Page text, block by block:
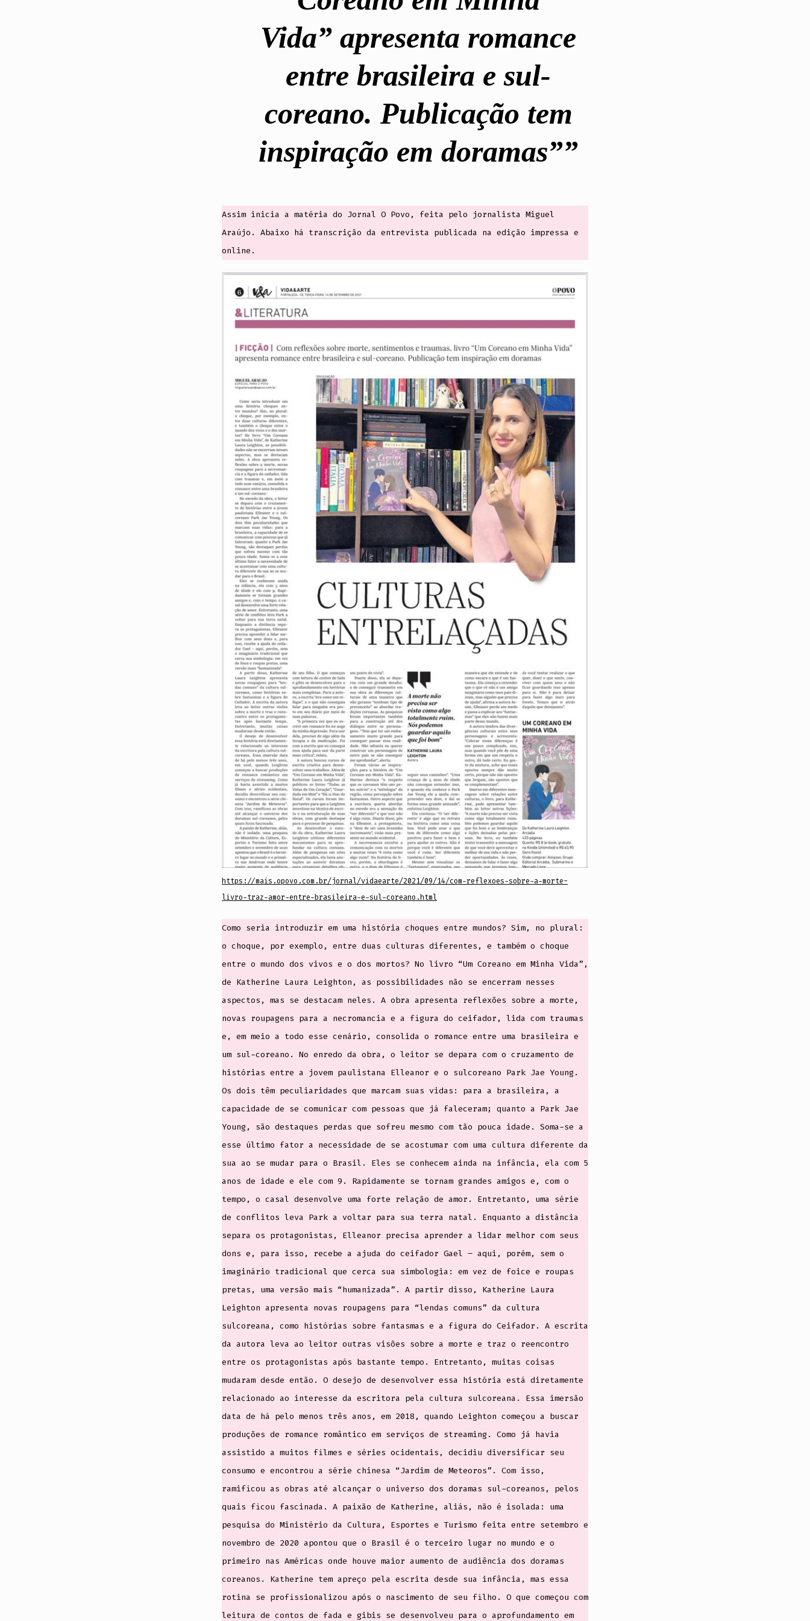
Vida” apresenta romance
entre brasileira e sul-
coreano. Publicação tem
inspiração em doramas”
Assim inicia a matéria do Jornal O Povo, feita pelo jornalista Miguel
Araújo. Abaixo há transcrição da entrevista publicada na edição impressa e
online.
https://mais.opovo.com.br/jornal/vidaearte/2021/09/14/com-reflexoes-sobre-a-morte-
livro-traz-amor-entre-brasileira-e-sul-coreano.html
Como seria introduzir em uma história choques entre mundos? Sim, no plural:
o choque, por exemplo, entre duas culturas diferentes, e também o choque
entre o mundo dos vivos e o dos mortos? No livro “Um Coreano em Minha Vida”,
de Katherine Laura Leighton, as possibilidades não se encerram nesses
aspectos, mas se destacam neles. A obra apresenta reflexões sobre a morte,
novas roupagens para a necromancia e a figura do ceifador, lida com traumas
e, em meio a todo esse cenário, consolida o romance entre uma brasileira e
um sul-coreano. No enredo da obra, o leitor se depara com o cruzamento de
histórias entre a jovem paulistana Elleanor e o sulcoreano Park Jae Young.
Os dois têm peculiaridades que marcam suas vidas: para a brasileira, a
capacidade de se comunicar com pessoas que já faleceram; quanto a Park Jae
Young, são destaques perdas que sofreu mesmo com tão pouca idade. Soma-se a
esse último fator a necessidade de se acostumar com uma cultura diferente da
sua ao se mudar para o Brasil. Eles se conhecem ainda na infância, ela com 5
anos de idade e ele com 9. Rapidamente se tornam grandes amigos e, com o
tempo, o casal desenvolve uma forte relação de amor. Entretanto, uma série
de conflitos leva Park a voltar para sua terra natal. Enquanto a distância
separa os protagonistas, Elleanor precisa aprender a lidar melhor com seus
dons e, para isso, recebe a ajuda do ceifador Gael – aqui, porém, sem o
imaginário tradicional que cerca sua simbologia: em vez de foice e roupas
pretas, uma versão mais “humanizada”. A partir disso, Katherine Laura
Leighton apresenta novas roupagens para “lendas comuns” da cultura
sulcoreana, como histórias sobre fantasmas e a figura do Ceifador. A escrita
da autora leva ao leitor outras visões sobre a morte e traz o reencontro
entre os protagonistas após bastante tempo. Entretanto, muitas coisas
mudaram desde então. O desejo de desenvolver essa história está diretamente
relacionado ao interesse da escritora pela cultura sulcoreana. Essa imersão
data de há pelo menos três anos, em 2018, quando Leighton começou a buscar
produções de romance romântico em serviços de streaming. Como já havia
assistido a muitos filmes e séries ocidentais, decidiu diversificar seu
consumo e encontrou a série chinesa “Jardim de Meteoros”. Com isso,
ramificou as obras até alcançar o universo dos doramas sul-coreanos, pelos
quais ficou fascinada. A paixão de Katherine, aliás, não é isolada: uma
pesquisa do Ministério da Cultura, Esportes e Turismo feita entre setembro e
novembro de 2020 apontou que o Brasil é o terceiro lugar no mundo e o
primeiro nas Américas onde houve maior aumento de audiência dos doramas
coreanos. Katherine tem apreço pela escrita desde sua infância, mas essa
rotina se profissionalizou após o nascimento de seu filho. O que começou com
leitura de contos de fada e gibis se desenvolveu para o aprofundamento em